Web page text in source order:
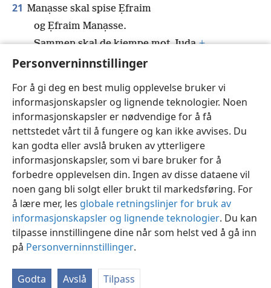
Personverninnstillinger
For å gi deg en best mulig opplevelse bruker vi
informasjonskapsler og lignende teknologier. Noen
informasjonskapsler er nødvendige for å få
nettstedet vårt til å fungere og kan ikke avvises. Du
kan godta eller avslå bruken av ytterligere
informasjonskapsler, som vi bare bruker for å
forbedre opplevelsen din. Ingen av disse dataene vil
noen gang bli solgt eller brukt til markedsføring. For
å lære mer, les globale retningslinjer for bruk av
informasjonskapsler og lignende teknologier. Du kan
tilpasse innstillingene dine når som helst ved å gå inn
på Personverninnstillinger.
Godta Avslå Tilpass
21 Manạsse skal spise Ẹfraim
og Ẹfraim Manạsse.
Sammen skal de kjempe mot Juda.+
På grunn av alt dette har hans vrede ikke lagt
hans hånd er fortsatt rakt ut, klar til å slå.
Norsk Del Innstillinger
Copyright© 2026 Watch Tower Bible and Tract Society of Pennsylvania
Vilkår for bruk Personvern Personverninnstillinger
JW.ORG
Logg inn